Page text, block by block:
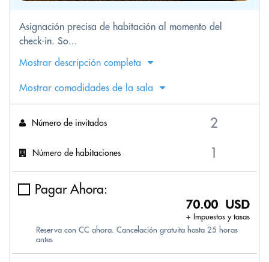
Asignación precisa de habitación al momento del
check-in. So...
Mostrar descripción completa
Mostrar comodidades de la sala
Número de invitados
Número de habitaciones
Pagar Ahora:
70.00 USD
+ Impuestos y tasas
Reserva con CC ahora. Cancelación gratuita hasta 25 horas
antes